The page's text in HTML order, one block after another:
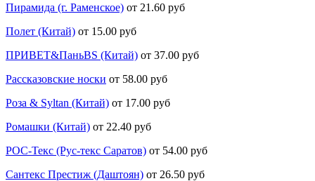
Пирамида (г. Раменское) от 21.60 руб
Полет (Китай) от 15.00 руб
ПРИВЕТ&ПаньBS (Китай) от 37.00 руб
Рассказовские носки от 58.00 руб
Роза & Syltan (Китай) от 17.00 руб
Ромашки (Китай) от 22.40 руб
РОС-Текс (Рус-текс Саратов) от 54.00 руб
Сантекс Престиж (Даштоян) от 26.50 руб